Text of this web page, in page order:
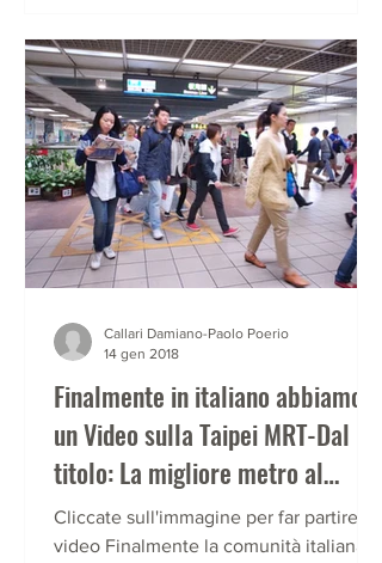
Finalmente in italiano abbiamo
un Video sulla Taipei MRT-Dal
titolo: La migliore metro al
mondo
Cliccate sull'immagine per far partire il
video Finalmente la comunità italiana a
Callari Damiano-Paolo Poerio
14 gen 2018